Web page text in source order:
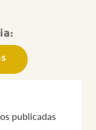
publicadas